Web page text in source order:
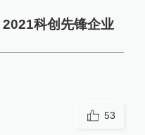
2021科创先锋企业
53